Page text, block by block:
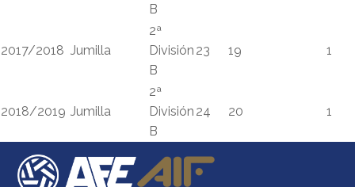
B
2017/2018 Jumilla
2ª
División
B
23 19 1
2018/2019 Jumilla
2ª
División
B
24 20 1